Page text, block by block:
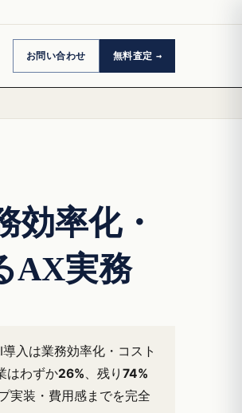
お問い合わせ 無料査定
率化・
AX実務
入は業務効率化・コスト
はわずか26%、残り 74%
実装・費用感までを完全